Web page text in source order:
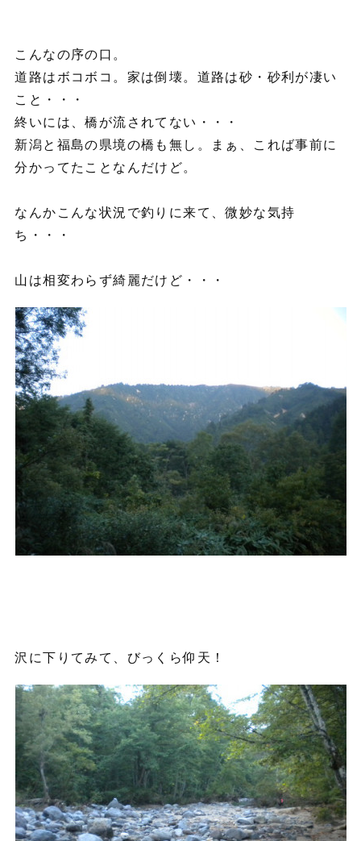
こんなの序の口。
道路はボコボコ。家は倒壊。道路は砂・砂利が凄い
こと・・・
終いには、橋が流されてない・・・
新潟と福島の県境の橋も無し。まぁ、これば事前に
分かってたことなんだけど。
なんかこんな状況で釣りに来て、微妙な気持
ち・・・
山は相変わらず綺麗だけど・・・
沢に下りてみて、びっくら仰天！